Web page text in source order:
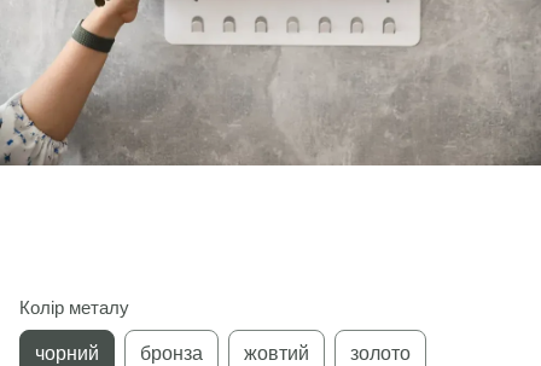
Колір металу
чорний бронза жовтий золото